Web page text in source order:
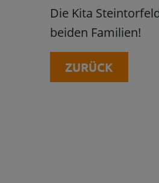
Die Kita
beiden Familien!
ZURÜCK